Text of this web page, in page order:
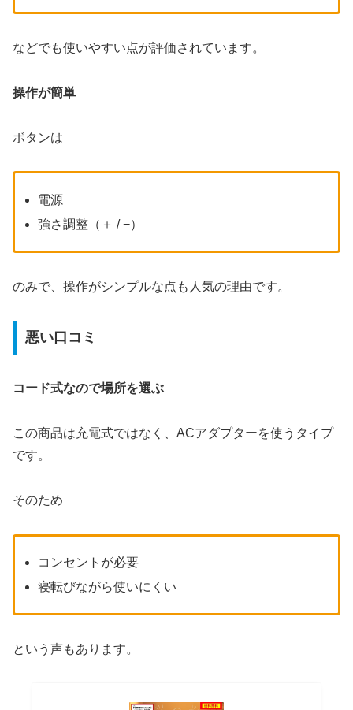
などでも使いやすい点が評価されています。
操作が簡単
ボタンは
電源
強さ調整（＋ / −）
のみで、操作がシンプルな点も人気の理由です。
悪い口コミ
コード式なので場所を選ぶ
この商品は充電式ではなく、ACアダプターを使うタイプ
です。
そのため
コンセントが必要
寝転びながら使いにくい
という声もあります。